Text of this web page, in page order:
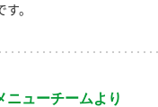
。
ニューチームより